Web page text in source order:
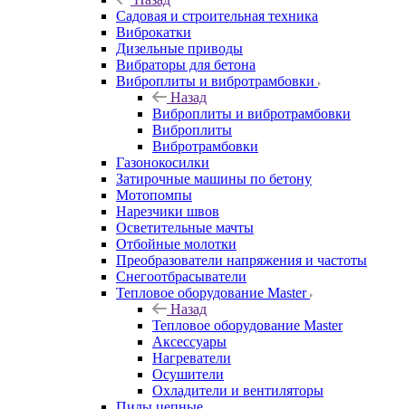
Садовая и строительная техника
Виброкатки
Дизельные приводы
Вибраторы для бетона
Виброплиты и вибротрамбовки
Назад
Виброплиты и вибротрамбовки
Виброплиты
Вибротрамбовки
Газонокосилки
Затирочные машины по бетону
Мотопомпы
Нарезчики швов
Осветительные мачты
Отбойные молотки
Преобразователи напряжения и частоты
Снегоотбрасыватели
Тепловое оборудование Master
Назад
Тепловое оборудование Master
Аксессуары
Нагреватели
Осушители
Охладители и вентиляторы